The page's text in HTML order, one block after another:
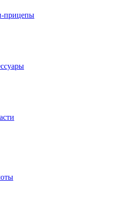
прицепы